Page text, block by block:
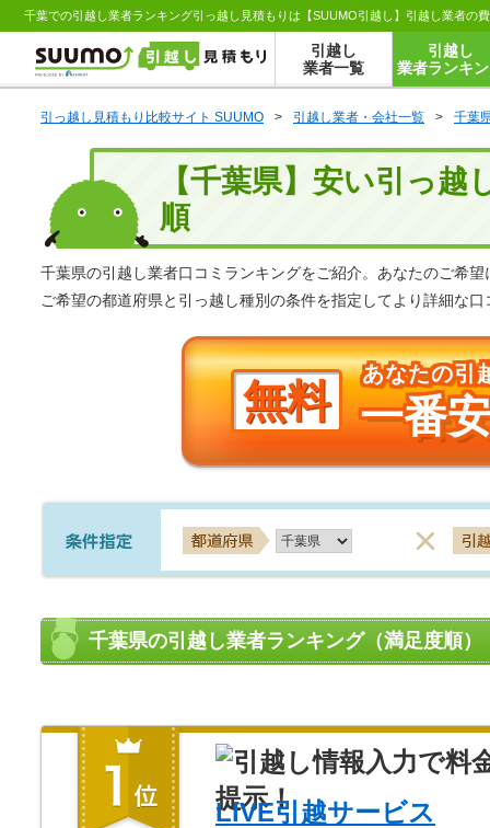
千葉での引越し業者ランキング引っ越し見積もりは【SUUMO引越し】引越し業者の
引越し
業者一覧
引越し
業者ランキ
引っ越し見積もり比較サイト SUUMO > 引越し業者・会社一覧 > 千葉
【千葉県】安い引っ
順
千葉県の引越し業者口コミランキングをご紹介。あなたのご希
ご希望の都道府県と引っ越し種別の条件を指定してより詳細な
無料
あなたの引
一番
千葉県の引越し業者ランキング（満足度順）
LIVE引越サービス